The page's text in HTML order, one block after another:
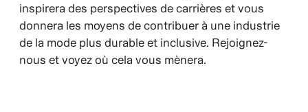
inspirera des perspectives de carrières et vous
donnera les moyens de contribuer à une industrie
de la mode plus durable et inclusive. Rejoignez-
nous et voyez où cela vous mènera.